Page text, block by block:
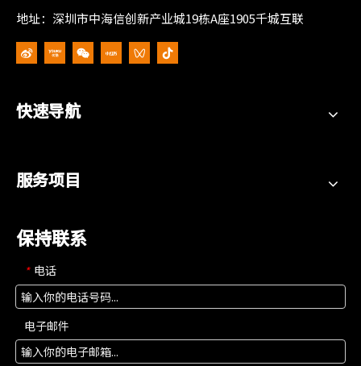
地址：深圳市中海信创新产业城19栋A座1905千城互联
快速导航
服务项目
保持联系
* 电话
电子邮件